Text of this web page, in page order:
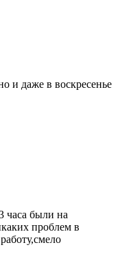
и даже в воскресенье
часа были на
проблем в